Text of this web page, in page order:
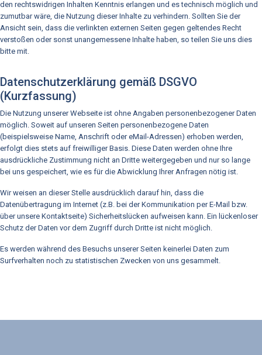
den rechtswidrigen Inhalten Kenntnis erlangen und es technisch möglich und
zumutbar wäre, die Nutzung dieser Inhalte zu verhindern. Sollten Sie der
Ansicht sein, dass die verlinkten externen Seiten gegen geltendes Recht
verstoßen oder sonst unangemessene Inhalte haben, so teilen Sie uns dies
bitte mit.
Datenschutzerklärung gemäß DSGVO
(Kurzfassung)
Die Nutzung unserer Webseite ist ohne Angaben personenbezogener Daten
möglich. Soweit auf unseren Seiten personenbezogene Daten
(beispielsweise Name, Anschrift oder eMail-Adressen) erhoben werden,
erfolgt dies stets auf freiwilliger Basis. Diese Daten werden ohne Ihre
ausdrückliche Zustimmung nicht an Dritte weitergegeben und nur so lange
bei uns gespeichert, wie es für die Abwicklung Ihrer Anfragen nötig ist.
Wir weisen an dieser Stelle ausdrücklich darauf hin, dass die
Datenübertragung im Internet (z.B. bei der Kommunikation per E-Mail bzw.
über unsere Kontaktseite) Sicherheitslücken aufweisen kann. Ein lückenloser
Schutz der Daten vor dem Zugriff durch Dritte ist nicht möglich.
Es werden während des Besuchs unserer Seiten keinerlei Daten zum
Surfverhalten noch zu statistischen Zwecken von uns gesammelt.